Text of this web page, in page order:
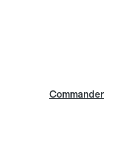
Commander